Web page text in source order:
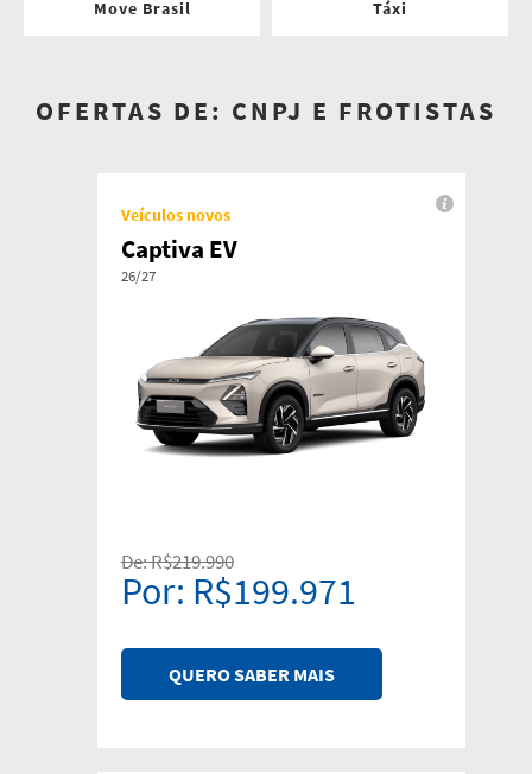
Move Brasil Táxi
OFERTAS DE: CNPJ E FROTISTAS
Veículos novos
Captiva EV
26/27
De: R$219.990
Por: R$199.971
QUERO SABER MAIS